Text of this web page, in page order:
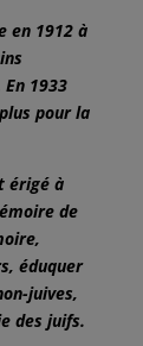
en 1912 à
1933
pour la
érigé à
de
éduquer
juives,
des juifs.